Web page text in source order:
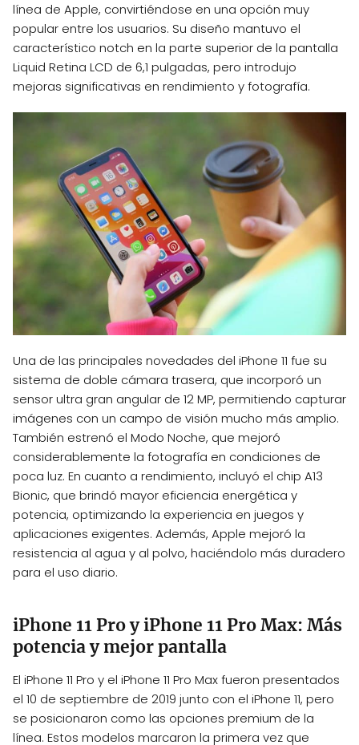
línea de Apple, convirtiéndose en una opción muy
popular entre los usuarios. Su diseño mantuvo el
característico notch en la parte superior de la pantalla
Liquid Retina LCD de 6,1 pulgadas, pero introdujo
mejoras significativas en rendimiento y fotografía.
Una de las principales novedades del iPhone 11 fue su
sistema de doble cámara trasera, que incorporó un
sensor ultra gran angular de 12 MP, permitiendo capturar
imágenes con un campo de visión mucho más amplio.
También estrenó el Modo Noche, que mejoró
considerablemente la fotografía en condiciones de
poca luz. En cuanto a rendimiento, incluyó el chip A13
Bionic, que brindó mayor eficiencia energética y
potencia, optimizando la experiencia en juegos y
aplicaciones exigentes. Además, Apple mejoró la
resistencia al agua y al polvo, haciéndolo más duradero
para el uso diario.
iPhone 11 Pro y iPhone 11 Pro Max: Más
potencia y mejor pantalla
El iPhone 11 Pro y el iPhone 11 Pro Max fueron presentados
el 10 de septiembre de 2019 junto con el iPhone 11, pero
se posicionaron como las opciones premium de la
línea. Estos modelos marcaron la primera vez que